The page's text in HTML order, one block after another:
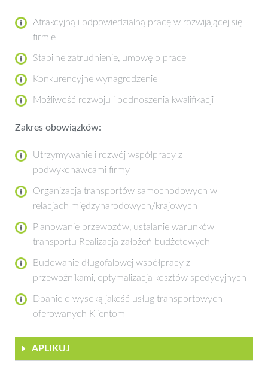
Atrakcyjną i odpowiedzialną pracę w rozwijającej się
firmie
Stabilne zatrudnienie, umowę o prace
Konkurencyjne wynagrodzenie
Możliwość rozwoju i podnoszenia kwalifikacji
Zakres obowiązków:
Utrzymywanie i rozwój współpracy z
podwykonawcami firmy
Organizacja transportów samochodowych w
relacjach międzynarodowych/krajowych
Planowanie przewozów, ustalanie warunków
transportu Realizacja założeń budżetowych
Budowanie długofalowej współpracy z
przewoźnikami, optymalizacja kosztów spedycyjnych
Dbanie o wysoką jakość usług transportowych
oferowanych Klientom
APLIKUJ